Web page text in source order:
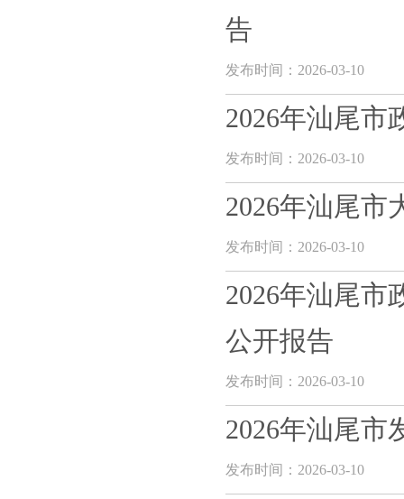
告
发布时间：2026-03-10
2026年汕尾市
发布时间：2026-03-10
2026年汕尾市
发布时间：2026-03-10
2026年汕尾市
公开报告
发布时间：2026-03-10
2026年汕尾市
发布时间：2026-03-10